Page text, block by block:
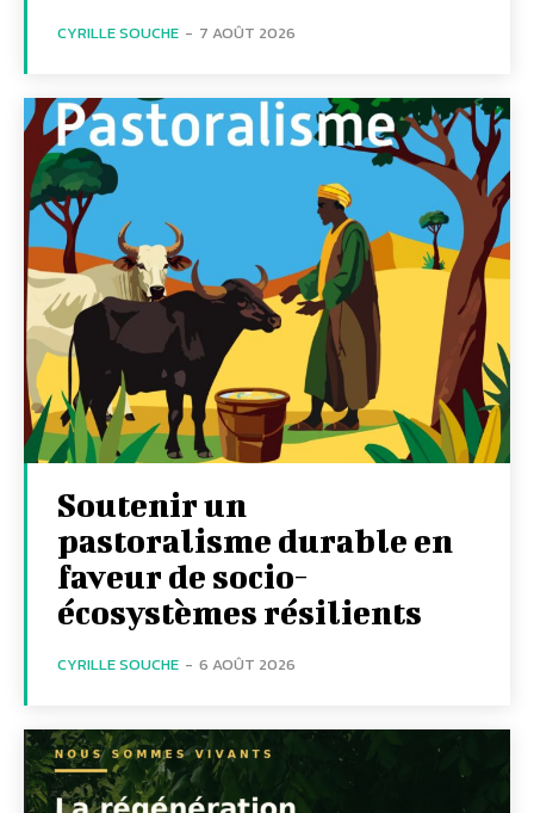
CYRILLE SOUCHE - 7 AOÛT 2026
Soutenir un
pastoralisme durable en
faveur de socio-
écosystèmes résilients
CYRILLE SOUCHE - 6 AOÛT 2026